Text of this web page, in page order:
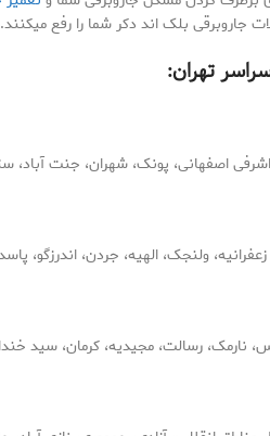
بلک اند دکر شما را رفع میکنند.
تهران:
اصفهانی، پونک، شهران، جنت آباد،
ولنجک، الهیه، جردن، اندرزگو،
نارمک، رسالت، مجیدیه، کرمان، سید